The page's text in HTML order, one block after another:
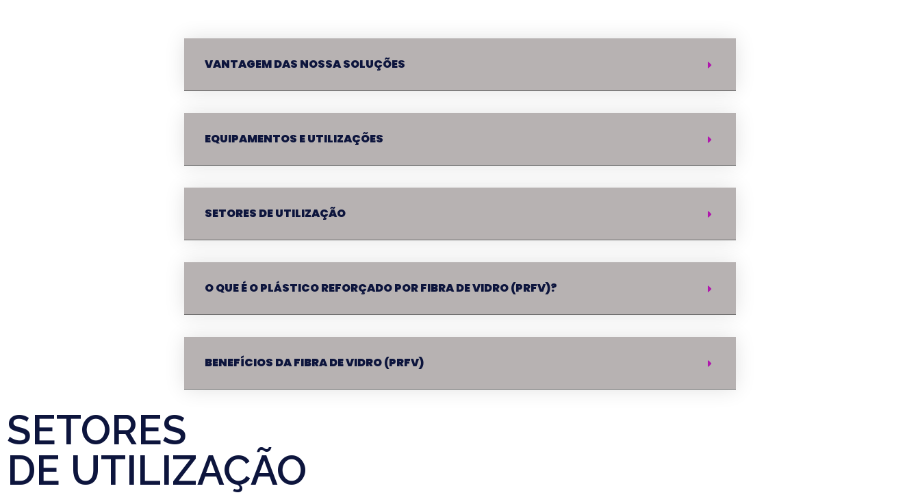
VANTAGEM DAS NOSSA SOLUÇÕES
EQUIPAMENTOS E UTILIZAÇÕES
SETORES DE UTILIZAÇÃO
O QUE É O PLÁSTICO REFORÇADO POR FIBRA DE VIDRO (PRFV)?
BENEFÍCIOS DA FIBRA DE VIDRO (PRFV)
SETORES
DE UTILIZAÇÃO